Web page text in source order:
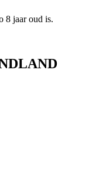
8 jaar oud is.